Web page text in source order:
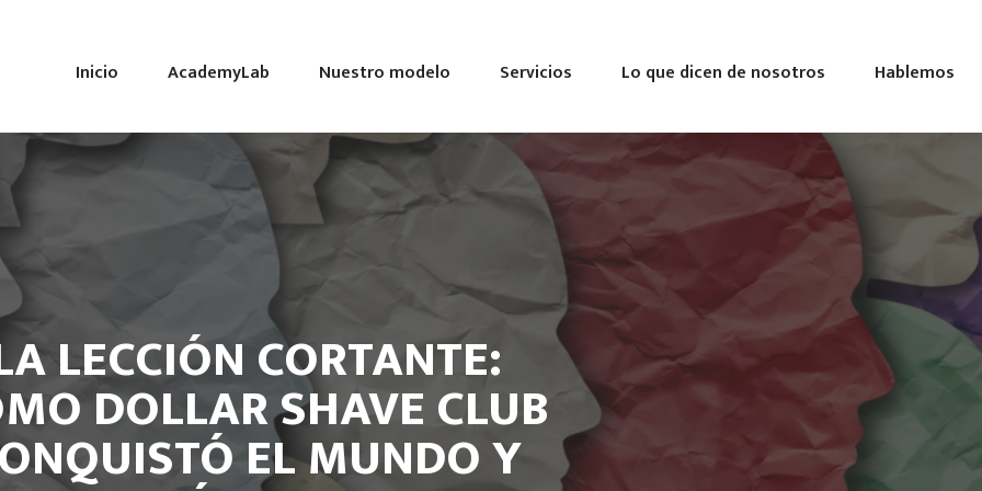
Inicio AcademyLab Nuestro modelo Servicios Lo que dicen de nosotros Hablemos
LECCIÓN CORTANTE:
DOLLAR SHAVE CLUB
EL MUNDO Y